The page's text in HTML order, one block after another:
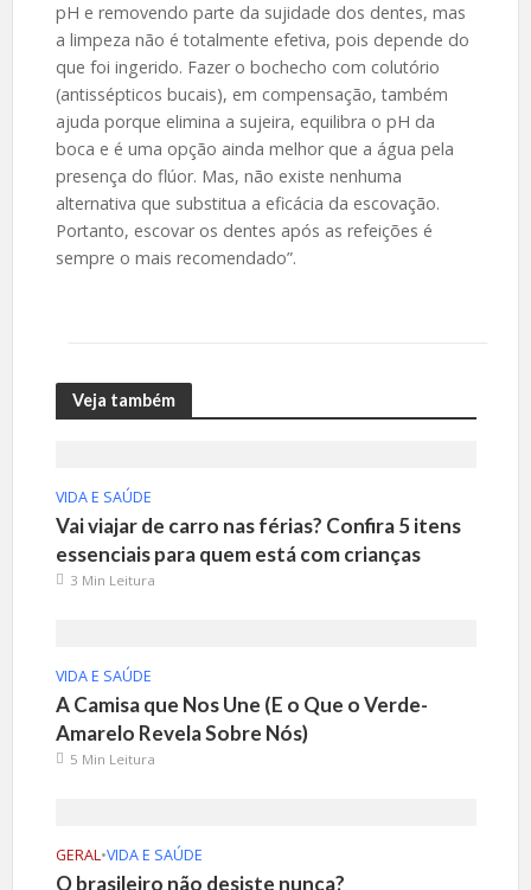
pH e removendo parte da sujidade dos dentes, mas
a limpeza não é totalmente efetiva, pois depende do
que foi ingerido. Fazer o bochecho com colutório
(antissépticos bucais), em compensação, também
ajuda porque elimina a sujeira, equilibra o pH da
boca e é uma opção ainda melhor que a água pela
presença do flúor. Mas, não existe nenhuma
alternativa que substitua a eficácia da escovação.
Portanto, escovar os dentes após as refeições é
sempre o mais recomendado”.
Veja também
VIDA E SAÚDE
Vai viajar de carro nas férias? Confira 5 itens
essenciais para quem está com crianças
3 Min Leitura
VIDA E SAÚDE
A Camisa que Nos Une (E o Que o Verde-
Amarelo Revela Sobre Nós)
5 Min Leitura
GERAL•VIDA E SAÚDE
O brasileiro não desiste nunca?